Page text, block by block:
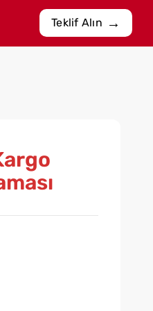
Teklif Alın